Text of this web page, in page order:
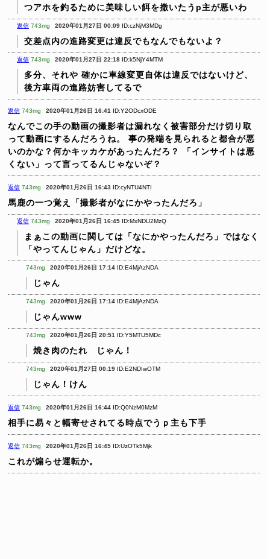
つアホを釣るために美味しい餌を撒いたうp主が悪いわ
返信 743mg 2020年01月27日 00:09 ID:czNjM3MDg
交差点内の進路変更は違反でもなんでもないよ？
返信 743mg 2020年01月27日 22:18 ID:k5NjY4MTM
多分、それや 確かに車線変更自体は違反ではないけど、
後方車両の進路妨害してるで
返信 743mg 2020年01月26日 16:41 ID:Y2ODcxODE
なんでこの手の動画の撮影者は漏れなく被害部分だけ切り取
って動画にするんだろうね。
事の発端を見られると都合が悪
いのかな？何かキッカケがあったんだろ？
「インサイトは悪
くない」って言ってるんじゃないぞ？
返信 743mg 2020年01月26日 16:43 ID:cyNTU4NTI
馬鹿の一つ覚え「撮影者がなにかやったんだろ」
返信 743mg 2020年01月26日 16:45 ID:MxNDU2MzQ
まぁこの動画に関しては「なにかやったんだろ」ではなく
「やってんじゃん」だけどな。
743mg 2020年01月26日 17:14 ID:E4MjAzNDA
じゃん
743mg 2020年01月26日 17:14 ID:E4MjAzNDA
じゃんwww
743mg 2020年01月26日 20:51 ID:Y5MTU5MDc
焼き肉のたれ じゃん！
743mg 2020年01月27日 00:19 ID:E2NDIwOTM
じゃん！けん
返信 743mg 2020年01月26日 16:44 ID:Q0NzM0MzM
相手に易々と幅寄せされてる時点でうｐ主も下手
返信 743mg 2020年01月26日 16:45 ID:UzOTk5Mjk
これが煽らせ運転か。